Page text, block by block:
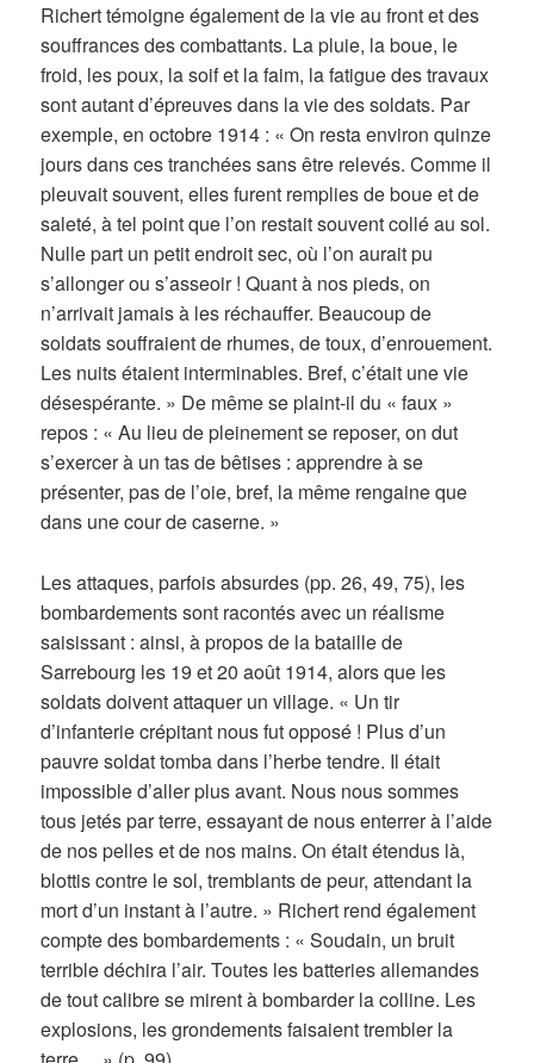
Richert témoigne également de la vie au front et des
souffrances des combattants. La pluie, la boue, le
froid, les poux, la soif et la faim, la fatigue des travaux
sont autant d’épreuves dans la vie des soldats. Par
exemple, en octobre 1914 : « On resta environ quinze
jours dans ces tranchées sans être relevés. Comme il
pleuvait souvent, elles furent remplies de boue et de
saleté, à tel point que l’on restait souvent collé au sol.
Nulle part un petit endroit sec, où l’on aurait pu
s’allonger ou s’asseoir ! Quant à nos pieds, on
n’arrivait jamais à les réchauffer. Beaucoup de
soldats souffraient de rhumes, de toux, d’enrouement.
Les nuits étaient interminables. Bref, c’était une vie
désespérante. » De même se plaint-il du « faux »
repos : « Au lieu de pleinement se reposer, on dut
s’exercer à un tas de bêtises : apprendre à se
présenter, pas de l’oie, bref, la même rengaine que
dans une cour de caserne. »
Les attaques, parfois absurdes (pp. 26, 49, 75), les
bombardements sont racontés avec un réalisme
saisissant : ainsi, à propos de la bataille de
Sarrebourg les 19 et 20 août 1914, alors que les
soldats doivent attaquer un village. « Un tir
d’infanterie crépitant nous fut opposé ! Plus d’un
pauvre soldat tomba dans l’herbe tendre. Il était
impossible d’aller plus avant. Nous nous sommes
tous jetés par terre, essayant de nous enterrer à l’aide
de nos pelles et de nos mains. On était étendus là,
blottis contre le sol, tremblants de peur, attendant la
mort d’un instant à l’autre. » Richert rend également
compte des bombardements : « Soudain, un bruit
terrible déchira l’air. Toutes les batteries allemandes
de tout calibre se mirent à bombarder la colline. Les
explosions, les grondements faisaient trembler la